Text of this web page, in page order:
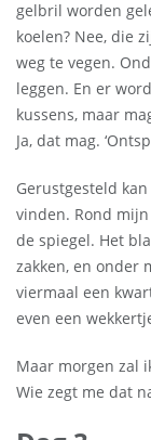
gelbril worden
koelen? Nee, die
weg te vegen.
leggen. En er
kussens, maar
Ja, dat mag.
Gerustgesteld
vinden. Rond
de spiegel. Het
zakken, en onder
viermaal een
even een
Maar morgen zal
Wie zegt me dat